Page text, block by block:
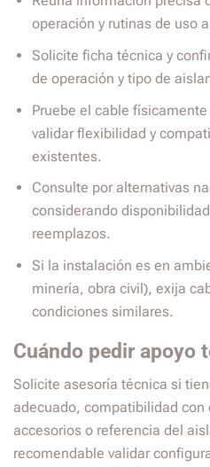
operación y rutinas de uso
Solicite ficha técnica y
de operación y tipo de
Pruebe el cable
validar flexibilidad y
existentes.
Consulte por alternativas
considerando
reemplazos.
Si la instalación es en
minería, obra civil), exija
condiciones similares.
Cuándo pedir apoyo
Solicite asesoría técnica si
adecuado, compatibilidad con
accesorios o referencia del
recomendable validar